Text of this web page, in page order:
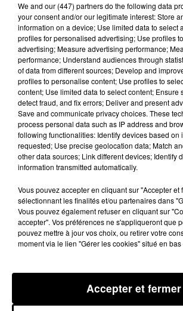
Lecture (2 min 22 sec)
100%
100% Radio les infos du Tarn et
7 février 2025 - 2 min 22 sec
LES INFOS DU TARN ET
07/02/2025 À 14H00
Podcasts infos du Tarn et Garonne
We and our (447) partnersdo the following data
your consent and/or our legitimate interest: Store
information on a device; Use limited data to select
profiles for personalised advertising; Use profiles
advertising; Measure advertising performance;
performance; Understand audiences through
of data from different sources; Develop and
profiles to personalise content; Use profiles to
content; Use limited data to select content; Ensure
detect fraud, and fix errors; Deliver and present
Save and communicate privacy choices. These
process personal data such as IP address and
following functionalities: Identify devices based on
requested; Use precise geolocation data; Match
other data sources; Link different devices; Identify
information transmitted automatically.
Vous pouvez accepter en cliquant sur "Accepter et
sélectionnant les finalités et/ou partenaires dans
Vous pouvez également refuser en cliquant sur
accepter". Vos préférences ne s'appliqueront que
pouvez mettre à jour vos choix, ou retirer votre
moment via le lien "Gérer les cookies" situé en
Accepter et fermer